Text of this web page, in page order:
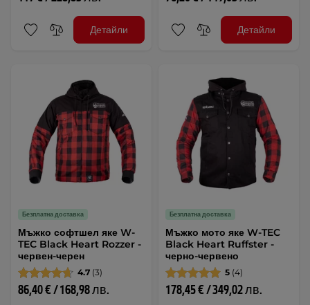
Детайли Детайли
Безплатна доставка
Мъжко софтшел яке W-
TEC Black Heart Rozzer -
червен-черен
4.7 (3)
86,40 € / 168,98 лв.
Безплатна доставка
Мъжко мото яке W-TEC
Black Heart Ruffster -
черно-червено
5 (4)
178,45 € / 349,02 лв.